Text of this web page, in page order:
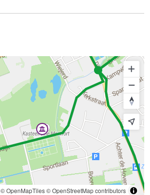
© OpenMapTiles© OpenStreetMap contributors